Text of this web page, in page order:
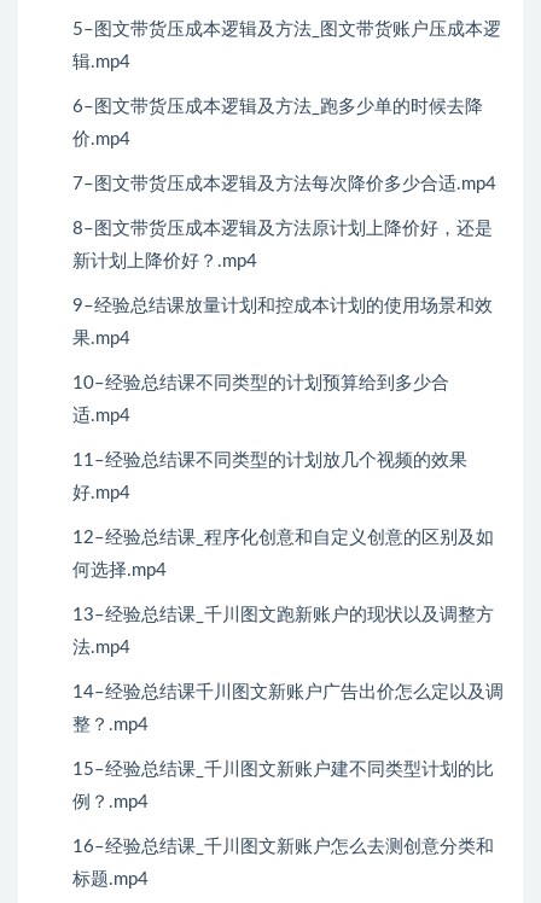
5–图文带货压成本逻辑及方法_图文带货账户压成本逻
辑.mp4
6–图文带货压成本逻辑及方法_跑多少单的时候去降
价.mp4
7–图文带货压成本逻辑及方法每次降价多少合适.mp4
8–图文带货压成本逻辑及方法原计划上降价好，还是
新计划上降价好？.mp4
9–经验总结课放量计划和控成本计划的使用场景和效
果.mp4
10–经验总结课不同类型的计划预算给到多少合
适.mp4
11–经验总结课不同类型的计划放几个视频的效果
好.mp4
12–经验总结课_程序化创意和自定义创意的区别及如
何选择.mp4
13–经验总结课_千川图文跑新账户的现状以及调整方
法.mp4
14–经验总结课千川图文新账户广告出价怎么定以及调
整？.mp4
15–经验总结课_千川图文新账户建不同类型计划的比
例？.mp4
16–经验总结课_千川图文新账户怎么去测创意分类和
标题.mp4